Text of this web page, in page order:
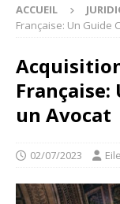
ACCUEIL
Française: Un Guide
Française:
un Avocat
02/07/2023